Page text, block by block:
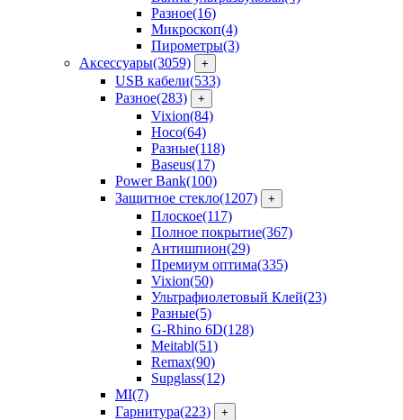
Разное(16)
Микроскоп(4)
Пирометры(3)
Аксессуары(3059) +
USB кабели(533)
Разное(283) +
Vixion(84)
Hoco(64)
Разные(118)
Baseus(17)
Power Bank(100)
Защитное стекло(1207) +
Плоское(117)
Полное покрытие(367)
Антишпион(29)
Премиум оптима(335)
Vixion(50)
Ультрафиолетовый Клей(23)
Разные(5)
G-Rhino 6D(128)
Meitabl(51)
Remax(90)
Supglass(12)
MI(7)
Гарнитура(223) +